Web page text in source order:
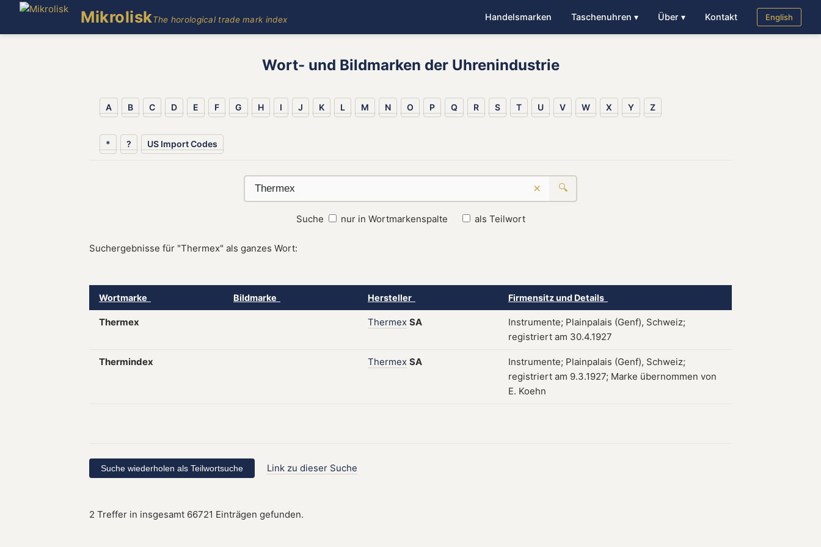
MikroliskThe horological trade mark index Handelsmarken Taschenuhren ▾ Über ▾ Kontakt English
Wort- und Bildmarken der Uhrenindustrie
A B C D E F G H I J K L M N O P Q R S T U V W X Y Z
* ? US Import Codes
× 🔍
Suche nur in Wortmarkenspalte als Teilwort
Suchergebnisse für "Thermex" als ganzes Wort:
Wortmarke Bildmarke Hersteller Firmensitz und Details
Thermex Thermex SA
Instrumente; Plainpalais (Genf), Schweiz;
registriert am 30.4.1927
Thermindex Thermex SA
Instrumente; Plainpalais (Genf), Schweiz;
registriert am 9.3.1927; Marke übernommen von
E. Koehn
Link zu dieser Suche
2 Treffer in insgesamt 66721 Einträgen gefunden.